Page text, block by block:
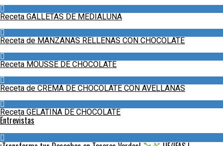
Receta GALLETAS DE MEDIALUNA
Receta de MANZANAS RELLENAS CON CHOCOLATE
Receta MOUSSE DE CHOCOLATE
Receta de CREMA DE CHOCOLATE CON AVELLANAS
Receta GELATINA DE CHOCOLATE
Entrevistas